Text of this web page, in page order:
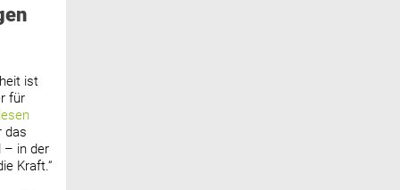
ist
für
lesen
das
– in der
Kraft.“